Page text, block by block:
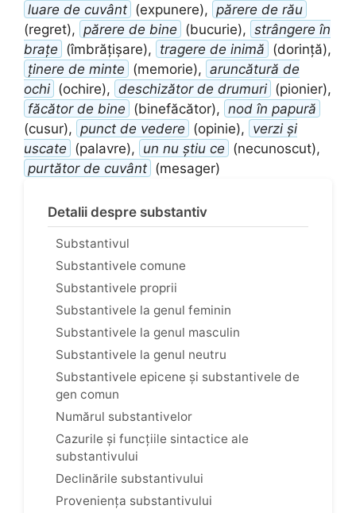
luare de cuvânt (expunere), părere de rău
(regret), părere de bine (bucurie), strângere în
brațe (îmbrățișare), tragere de inimă (dorință),
ținere de minte (memorie), aruncătură de
ochi (ochire), deschizător de drumuri (pionier),
făcător de bine (binefăcător), nod în papură
(cusur), punct de vedere (opinie), verzi și
uscate (palavre), un nu știu ce (necunoscut),
purtător de cuvânt (mesager)
Detalii despre substantiv
Substantivul
Substantivele comune
Substantivele proprii
Substantivele la genul feminin
Substantivele la genul masculin
Substantivele la genul neutru
Substantivele epicene și substantivele de
gen comun
Numărul substantivelor
Cazurile și funcțiile sintactice ale
substantivului
Declinările substantivului
Proveniența substantivului